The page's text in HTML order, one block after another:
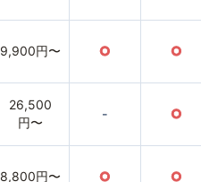
9,900円〜 ○ ○
26,500
円〜
- ○
8,800円〜 ○ ○